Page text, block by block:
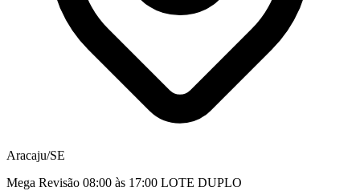
Aracaju/SE
Mega Revisão 08:00 às 17:00 LOTE DUPLO